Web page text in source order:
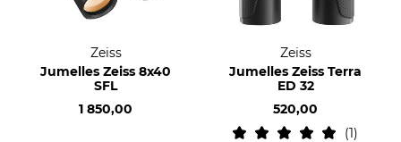
Zeiss
Jumelles Zeiss 8x40
SFL
1 850,00
Zeiss
Jumelles Zeiss Terra
ED 32
520,00
1